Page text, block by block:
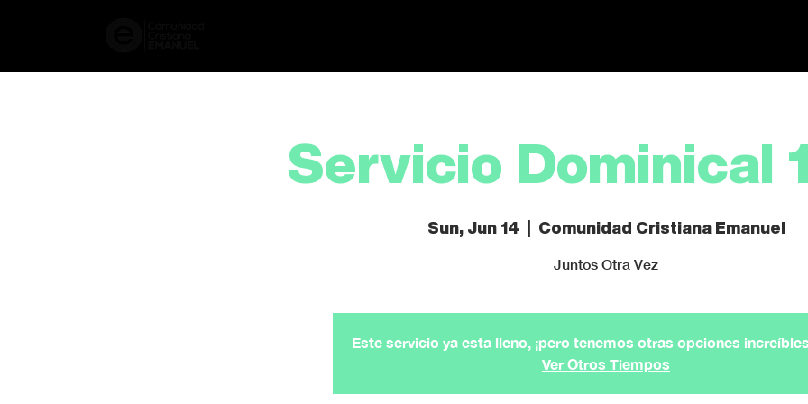
Servicio Dominical
Sun, Jun 14
  |
Comunidad Cristiana Emanuel
Juntos Otra Vez
Este servicio ya esta lleno, ¡pero tenemos otras opciones
Ver Otros Tiempos